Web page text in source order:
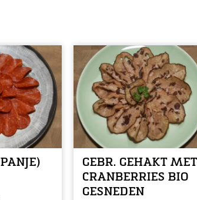
GEBR. GEHAKT MET
CRANBERRIES BIO
GESNEDEN